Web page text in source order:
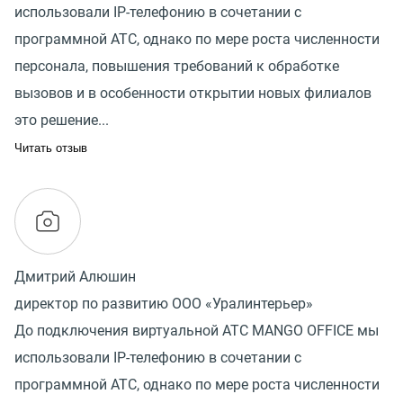
использовали IP-телефонию в сочетании с
программной АТС, однако по мере роста численности
персонала, повышения требований к обработке
вызовов и в особенности открытии новых филиалов
это решение...
Читать отзыв
Дмитрий Алюшин
директор по развитию ООО «Уралинтерьер»
До подключения виртуальной АТС MANGO OFFICE мы
использовали IP-телефонию в сочетании с
программной АТС, однако по мере роста численности